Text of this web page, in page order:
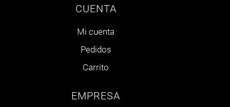
CUENTA
Mi cuenta
Pedidos
Carrito
EMPRESA